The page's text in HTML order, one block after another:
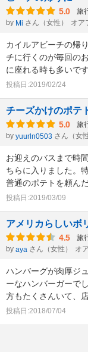
5.0 旅
by Mi さん（女性） オア
カイルアビーチの帰
チに行くのが毎回の
に座れる時も多いで
投稿日:2019/02/24
チーズかけのポテ
5.0 旅
by yuurln0503 さん（女性
お迎えのバスまで時
ちらに入りました。
普通のポテトを頼ん
投稿日:2019/03/09
アメリカらしいボ
4.5 旅
by aya さん（女性） オ
ハンバーグが肉厚ジ
ーなハンバーガーで
方もたくさんいて、
投稿日:2018/07/04